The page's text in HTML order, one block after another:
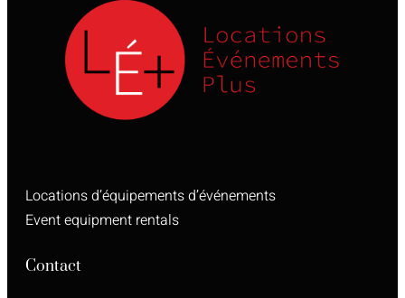
Locations d’équipements d’événements
Event equipment rentals
Contact